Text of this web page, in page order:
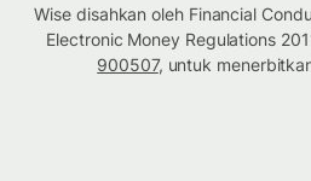
Wise disahkan oleh Financial
Electronic Money Regulations
900507, untuk